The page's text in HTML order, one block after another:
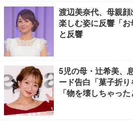
渡辺美奈代、母親
楽しむ姿に反響「お
と反響
5児の母・辻希美、
ード告白「菓子折り
「物を壊しちゃった